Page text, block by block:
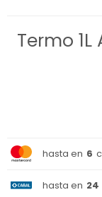
Termo
hasta en 6
hasta en 24